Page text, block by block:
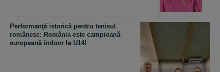
Performanţă istorică pentru tenisul
românesc: România este campioană
europeană indoor la U14!